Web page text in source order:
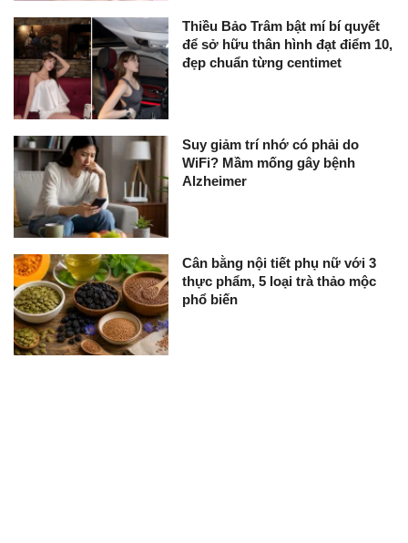
Thiều Bảo Trâm bật mí bí quyết
để sở hữu thân hình đạt điểm 10,
đẹp chuẩn từng centimet
Suy giảm trí nhớ có phải do
WiFi? Mầm mống gây bệnh
Alzheimer
Cân bằng nội tiết phụ nữ với 3
thực phẩm, 5 loại trà thảo mộc
phổ biến